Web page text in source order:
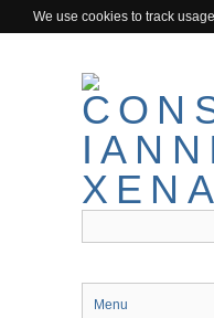
We use cookies to track
Menu